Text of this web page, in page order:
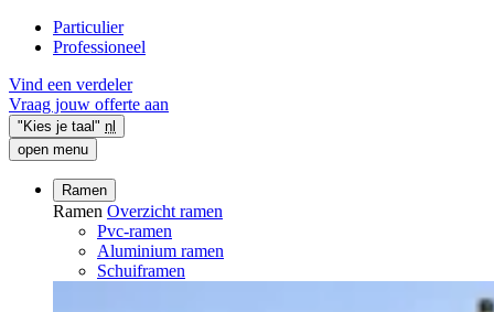
Particulier
Professioneel
Vind een verdeler
Vraag jouw offerte aan
"Kies je taal" nl
open menu
Ramen
Ramen Overzicht ramen
Pvc-ramen
Aluminium ramen
Schuiframen